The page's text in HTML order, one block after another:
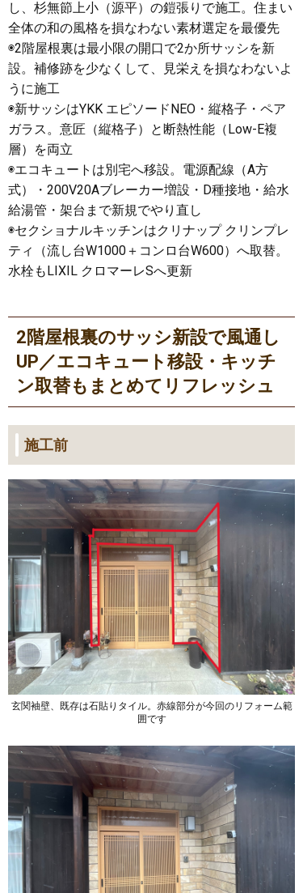
し、杉無節上小（源平）の鎧張りで施工。住まい
全体の和の風格を損なわない素材選定を最優先
◉2階屋根裏は最小限の開口で2か所サッシを新
設。補修跡を少なくして、見栄えを損なわないよ
うに施工
◉新サッシはYKK エピソードNEO・縦格子・ペア
ガラス。意匠（縦格子）と断熱性能（Low-E複
層）を両立
◉エコキュートは別宅へ移設。電源配線（A方
式）・200V20Aブレーカー増設・D種接地・給水
給湯管・架台まで新規でやり直し
◉セクショナルキッチンはクリナップ クリンプレ
ティ（流し台W1000＋コンロ台W600）へ取替。
水栓もLIXIL クロマーレSへ更新
2階屋根裏のサッシ新設で風通し
UP／エコキュート移設・キッチ
ン取替もまとめてリフレッシュ
施工前
玄関袖壁、既存は石貼りタイル。赤線部分が今回のリフォーム範
囲です